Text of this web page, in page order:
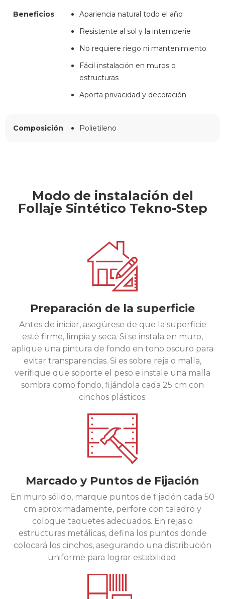
Beneficios
Apariencia natural todo el año
Resistente al sol y la intemperie
No requiere riego ni mantenimiento
Fácil instalación en muros o
estructuras
Aporta privacidad y decoración
Composición Polietileno
Modo de instalación del
Follaje Sintético Tekno-Step
Preparación de la superficie
Antes de iniciar, asegúrese de que la superficie
esté firme, limpia y seca. Si se instala en muro,
aplique una pintura de fondo en tono oscuro para
evitar transparencias. Si es sobre reja o malla,
verifique que soporte el peso e instale una malla
sombra como fondo, fijándola cada 25 cm con
cinchos plásticos.
Marcado y Puntos de Fijación
En muro sólido, marque puntos de fijación cada 50
cm aproximadamente, perfore con taladro y
coloque taquetes adecuados. En rejas o
estructuras metálicas, defina los puntos donde
colocará los cinchos, asegurando una distribución
uniforme para lograr estabilidad.